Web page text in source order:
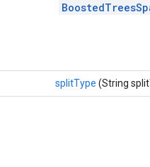
splitType (String